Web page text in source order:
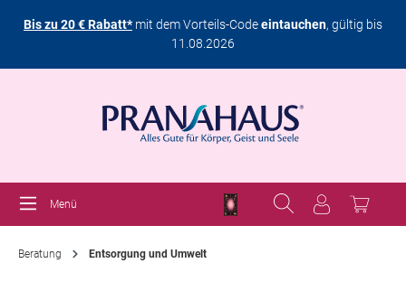
Bis zu 20 € Rabatt*mit dem Vorteils-Codeeintauchen, gültig bis
11.08.2026
Menü
Beratung Entsorgung und Umwelt